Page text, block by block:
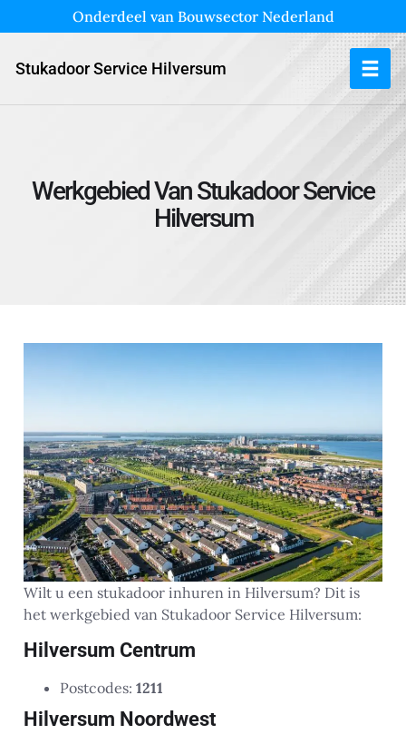
Onderdeel van Bouwsector Nederland
Stukadoor Service Hilversum
Werkgebied Van Stukadoor Service
Hilversum
Wilt u een stukadoor inhuren in Hilversum? Dit is
het werkgebied van Stukadoor Service Hilversum:
Hilversum Centrum
Postcodes: 1211
Hilversum Noordwest